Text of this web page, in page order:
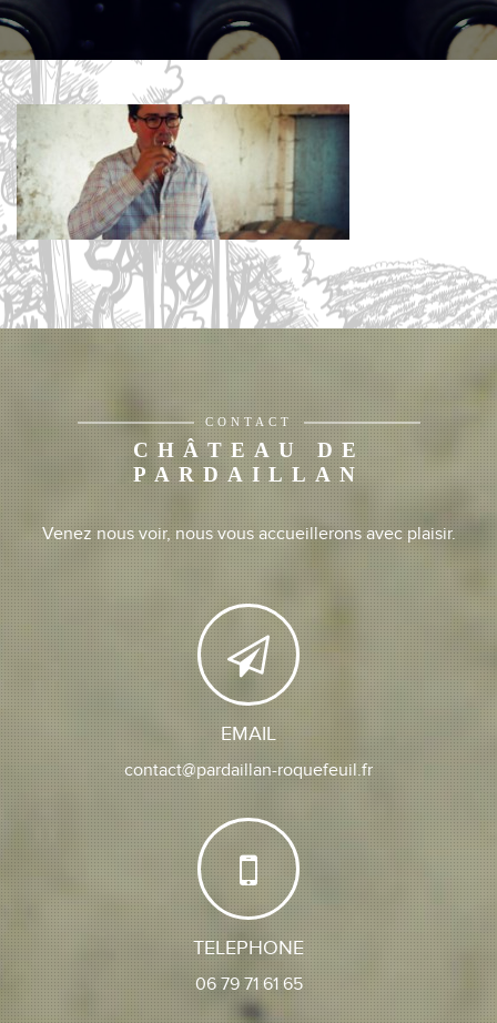
CONTACT
CHÂTEAU DE
PARDAILLAN
Venez nous voir, nous vous accueillerons avec plaisir.
EMAIL
contact@pardaillan-roquefeuil.fr
TELEPHONE
06 79 71 61 65